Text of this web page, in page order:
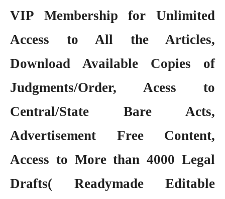
VIP Membershipfor Unlimited
Access to All the Articles,
Download Available Copies of
Judgments/Order, Acess to
Central/State Bare Acts,
Advertisement Free Content,
Access to More than 4000 Legal
Drafts( Readymade Editable